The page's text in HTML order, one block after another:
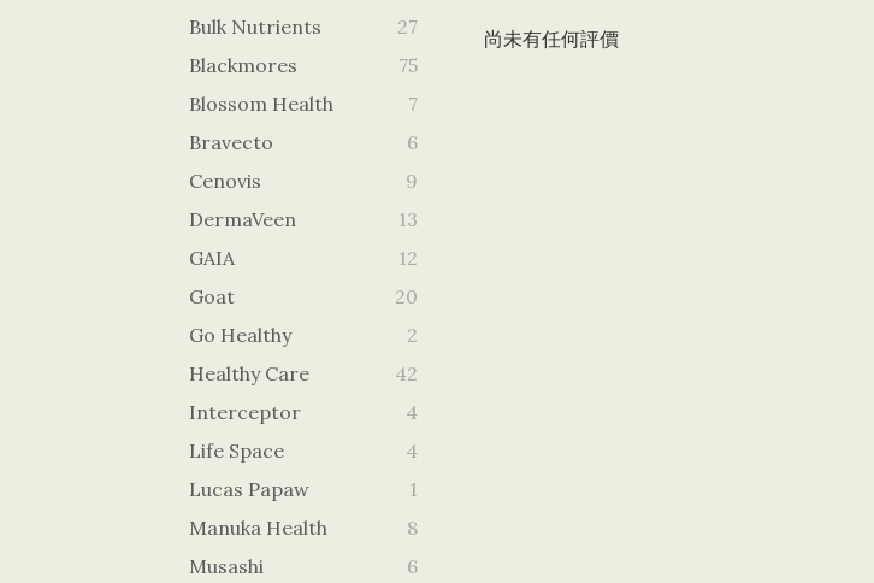
Bulk Nutrients
27
Blackmores
75
Blossom Health
7
Bravecto
6
Cenovis
9
DermaVeen
13
GAIA
12
Goat
20
Go Healthy
2
Healthy Care
42
Interceptor
4
Life Space
4
Lucas Papaw
1
Manuka Health
8
Musashi
6
尚未有任何評價